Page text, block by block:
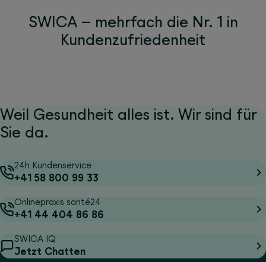
SWICA – mehrfach die Nr. 1 in
Kundenzufriedenheit
Weil Gesundheit alles ist. Wir sind für
Sie da.
24h Kundenservice
+41 58 800 99 33
Onlinepraxis santé24
+41 44 404 86 86
SWICA IQ
Jetzt Chatten